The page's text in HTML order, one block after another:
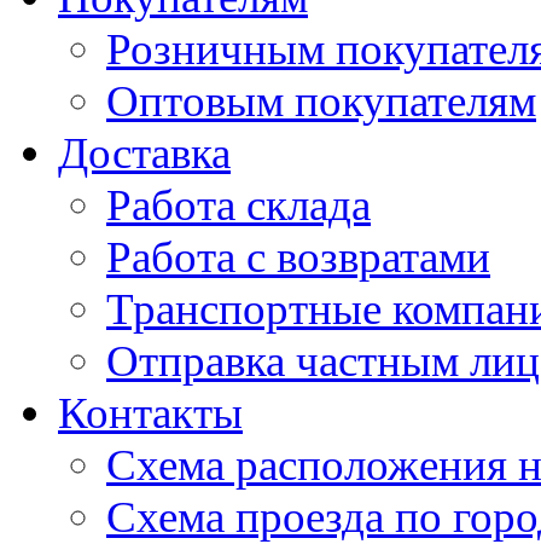
Розничным
Оптовым покупателям
Доставка
Работа склада
Работа с возвратами
Транспортные
Отправка частным
Контакты
Схема расположения
Схема проезда по